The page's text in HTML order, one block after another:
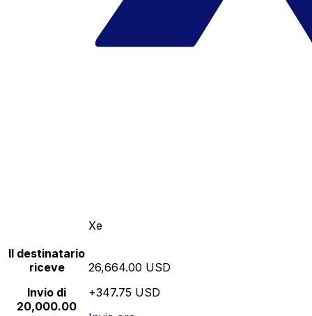
Xe
Il destinatario
riceve
Invio di
20,000.00
26,664.00 USD
+347.75 USD